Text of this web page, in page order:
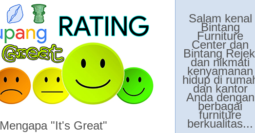
Mengapa "It's Great"
Salam kenal
Bintang
Furniture
Center dan
Bintang
dan nikmati
kenyamanan
hidup di
dan kantor
Anda dengan
berbagai
furniture
berkualitas...